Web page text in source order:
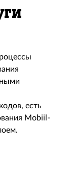
есть
Mobiil-